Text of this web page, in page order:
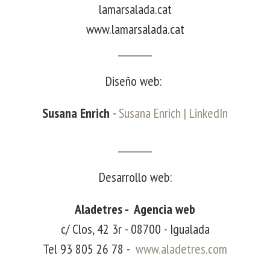
lamarsalada.cat
www.lamarsalada.cat
Diseño web:
Susana Enrich - Susana Enrich | LinkedIn
Desarrollo web:
Aladetres - Agencia web
c/ Clos, 42 3r - 08700 - Igualada
Tel 93 805 26 78 - www.aladetres.com